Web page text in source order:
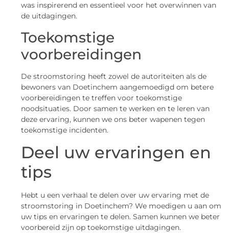
was inspirerend en essentieel voor het overwinnen van
de uitdagingen.
Toekomstige
voorbereidingen
De stroomstoring heeft zowel de autoriteiten als de
bewoners van Doetinchem aangemoedigd om betere
voorbereidingen te treffen voor toekomstige
noodsituaties. Door samen te werken en te leren van
deze ervaring, kunnen we ons beter wapenen tegen
toekomstige incidenten.
Deel uw ervaringen en
tips
Hebt u een verhaal te delen over uw ervaring met de
stroomstoring in Doetinchem? We moedigen u aan om
uw tips en ervaringen te delen. Samen kunnen we beter
voorbereid zijn op toekomstige uitdagingen.